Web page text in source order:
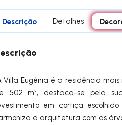
Descrição Detalhes
Villa Eugénia é a residência
502 m², destaca-se pela
em cortiça
a arquitetura com as